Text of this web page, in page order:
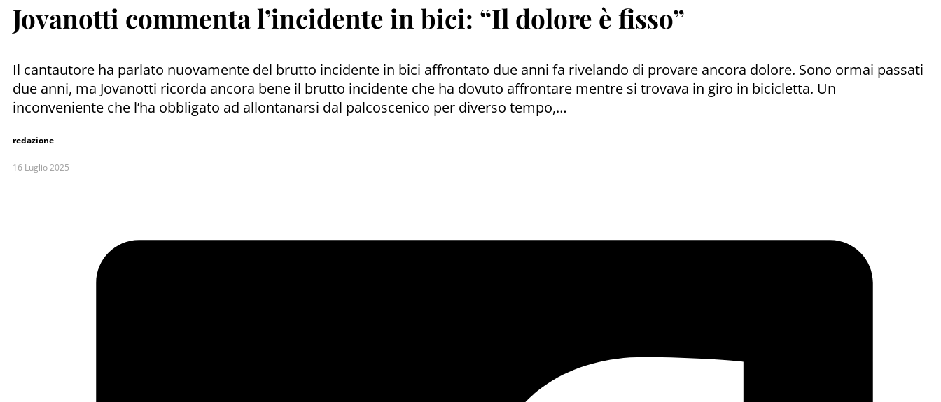
Jovanotti commenta l’incidente in bici: “Il dolore è fisso”
Il cantautore ha parlato nuovamente del brutto incidente in bici affrontato due anni fa rivelando di provare ancora dolore. Sono ormai passati
due anni, ma Jovanotti ricorda ancora bene il brutto incidente che ha dovuto affrontare mentre si trovava in giro in bicicletta. Un
inconveniente che l’ha obbligato ad allontanarsi dal palcoscenico per diverso tempo,…
redazione
16 Luglio 2025